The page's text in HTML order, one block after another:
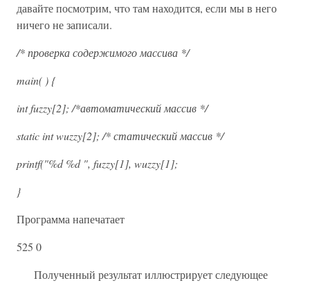
давайте посмотрим, чтo там находится, если мы в него
ничего не записали.
/* проверка содержимого массива */
main( ) {
int fuzzy[2]; /*автоматический массив */
static int wuzzy[2]; /* статический массив */
printf("%d %d ", fuzzy[1], wuzzy[1];
}
Программа напечатает
525 0
Полученный результат иллюстрирует следующее